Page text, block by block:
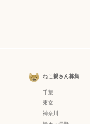
ねこ親さん募集
千葉
東京
神奈川